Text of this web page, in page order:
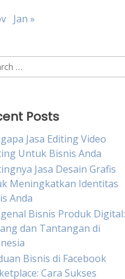
Jan »
Posts
Jasa Editing Video
Untuk Bisnis Anda
Jasa Desain Grafis
Meningkatkan Identitas
Anda
Bisnis Produk Digital:
dan Tantangan di
Bisnis di Facebook
Cara Sukses